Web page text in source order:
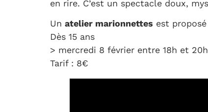
en rire. C’est un spectacle doux,
Un atelier marionnettes est
Dès 15 ans
> mercredi 8 février entre 18h et
Tarif : 8€